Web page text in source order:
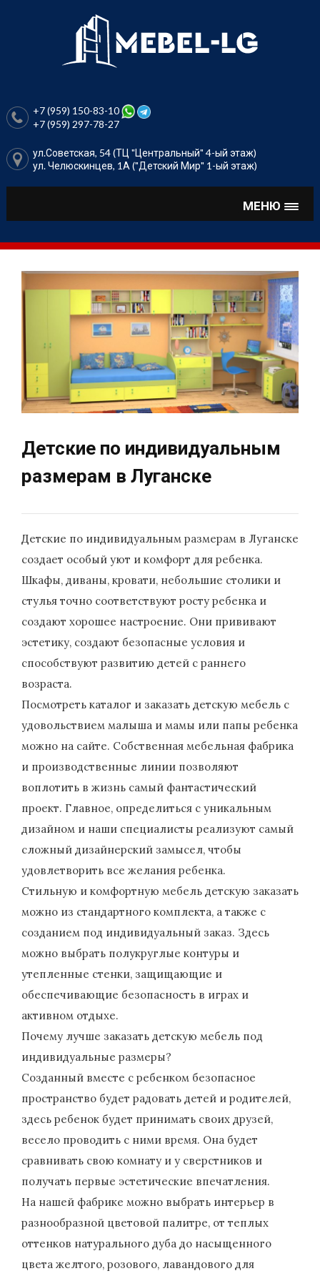
+7 (959) 150-83-10
+7 (959) 297-78-27
ул.Советская, 54 (ТЦ "Центральный" 4-ый этаж)
ул. Челюскинцев, 1А ("Детский Мир" 1-ый этаж)
МЕНЮ
Детские по индивидуальным
размерам в Луганске
Детские по индивидуальным размерам в Луганске
создает особый уют и комфорт для ребенка.
Шкафы, диваны, кровати, небольшие столики и
стулья точно соответствуют росту ребенка и
создают хорошее настроение. Они прививают
эстетику, создают безопасные условия и
способствуют развитию детей с раннего
возраста.
Посмотреть каталог и заказать детскую мебель с
удовольствием малыша и мамы или папы ребенка
можно на сайте. Собственная мебельная фабрика
и производственные линии позволяют
воплотить в жизнь самый фантастический
проект. Главное, определиться с уникальным
дизайном и наши специалисты реализуют самый
сложный дизайнерский замысел, чтобы
удовлетворить все желания ребенка.
Стильную и комфортную мебель детскую заказать
можно из стандартного комплекта, а также с
созданием под индивидуальный заказ. Здесь
можно выбрать полукруглые контуры и
утепленные стенки, защищающие и
обеспечивающие безопасность в играх и
активном отдыхе.
Почему лучше заказать детскую мебель под
индивидуальные размеры?
Созданный вместе с ребенком безопасное
пространство будет радовать детей и родителей,
здесь ребенок будет принимать своих друзей,
весело проводить с ними время. Она будет
сравнивать свою комнату и у сверстников и
получать первые эстетические впечатления.
На нашей фабрике можно выбрать интерьер в
разнообразной цветовой палитре, от теплых
оттенков натурального дуба до насыщенного
цвета желтого, розового, лавандового для